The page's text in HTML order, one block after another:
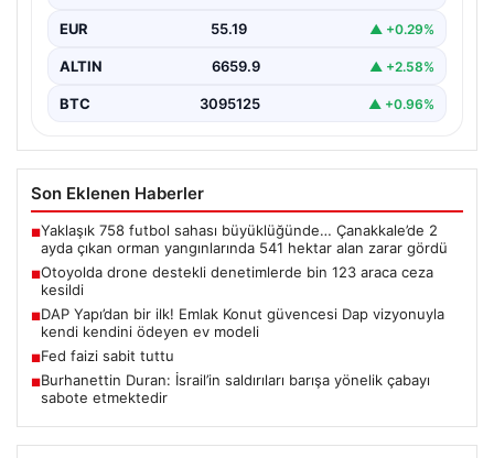
yoğun bir kontrol…
EUR 55.19 ▲ +0.29%
ALTIN 6659.9 ▲ +2.58%
BTC 3095125 ▲ +0.96%
Son Eklenen Haberler
■Yaklaşık 758 futbol sahası büyüklüğünde… Çanakkale’de 2
ayda çıkan orman yangınlarında 541 hektar alan zarar gördü
■Otoyolda drone destekli denetimlerde bin 123 araca ceza
kesildi
■DAP Yapı’dan bir ilk! Emlak Konut güvencesi Dap vizyonuyla
kendi kendini ödeyen ev modeli
■Fed faizi sabit tuttu
■Burhanettin Duran: İsrail’in saldırıları barışa yönelik çabayı
sabote etmektedir